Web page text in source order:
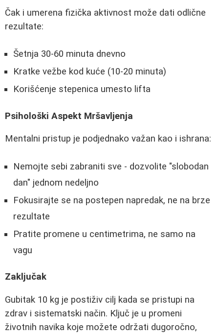
Čak i umerena fizička aktivnost može dati odlične
rezultate:
Šetnja 30-60 minuta dnevno
Kratke vežbe kod kuće (10-20 minuta)
Korišćenje stepenica umesto lifta
Psihološki Aspekt Mršavljenja
Mentalni pristup je podjednako važan kao i ishrana:
Nemojte sebi zabraniti sve - dozvolite "slobodan
dan" jednom nedeljno
Fokusirajte se na postepen napredak, ne na brze
rezultate
Pratite promene u centimetrima, ne samo na
vagu
Zaključak
Gubitak 10 kg je postiživ cilj kada se pristupi na
zdrav i sistematski način. Ključ je u promeni
životnih navika koje možete održati dugoročno,